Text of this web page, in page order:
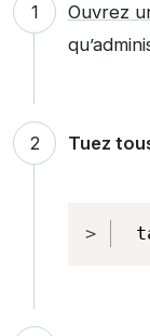
Ouvrez
Tuez